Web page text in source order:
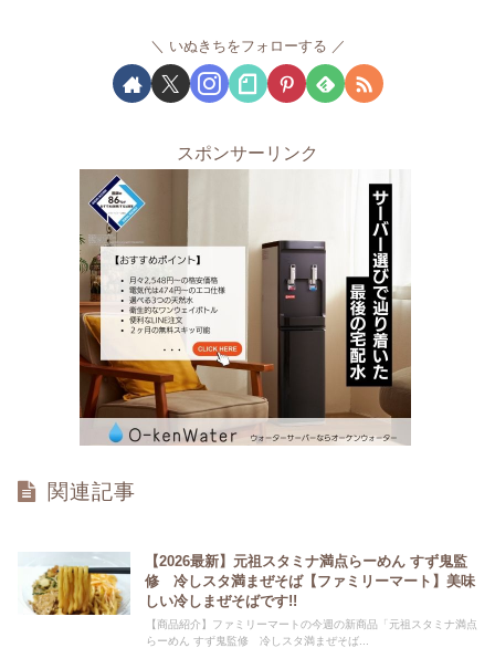
いぬきちをフォローする
スポンサーリンク
関連記事
【2026最新】元祖スタミナ満点らーめん すず鬼監
修 冷しスタ満まぜそば【ファミリーマート】美味
しい冷しまぜそばです!!
【商品紹介】ファミリーマートの今週の新商品「元祖スタミナ満点
らーめん すず鬼監修 冷しスタ満まぜそば...